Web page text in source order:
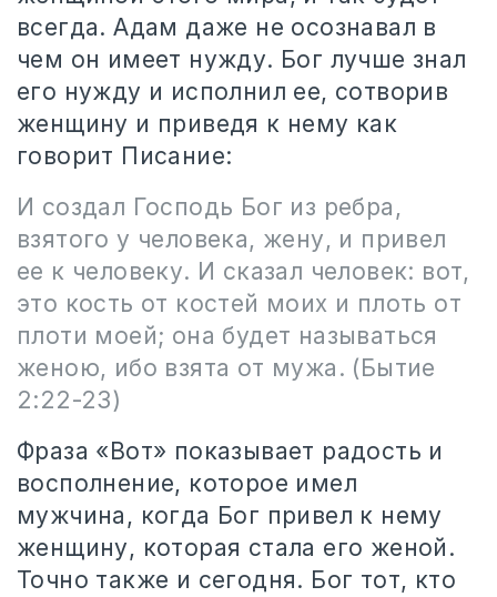
всегда. Адам даже не осознавал в
чем он имеет нужду. Бог лучше знал
его нужду и исполнил ее, сотворив
женщину и приведя к нему как
говорит Писание:
И создал Господь Бог из ребра,
взятого у человека, жену, и привел
ее к человеку. И сказал человек: вот,
это кость от костей моих и плоть от
плоти моей; она будет называться
женою, ибо взята от мужа. (Бытие
2:22-23)
Фраза «Вот» показывает радость и
восполнение, которое имел
мужчина, когда Бог привел к нему
женщину, которая стала его женой.
Точно также и сегодня. Бог тот, кто